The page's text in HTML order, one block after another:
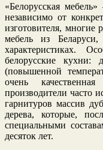
«Белорусская
независимо от
изготовителя, многие
мебель из
характеристиках.
белорусские кухни:
(повышенной
очень
производители часто
гарнитуров массив
дерева, которые,
специальными
десяток лет.